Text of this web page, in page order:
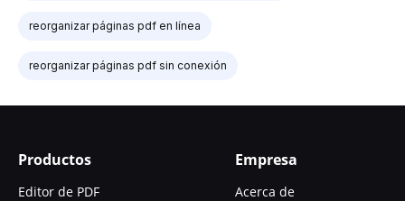
reorganizar páginas pdf en línea
reorganizar páginas pdf sin conexión
Productos
Editor de PDF
Empresa
Acerca de